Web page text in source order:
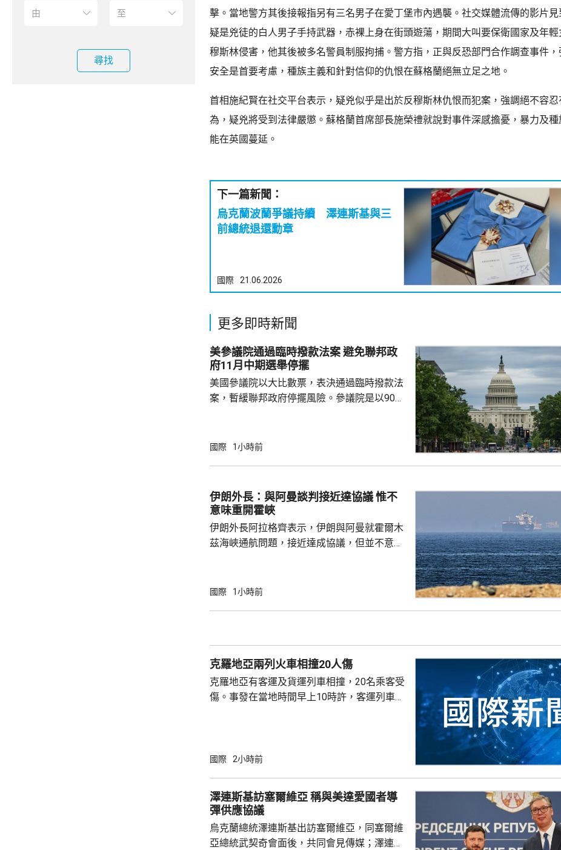
尋找
擊。當地警方其後接報指另有三名男子在愛丁堡市內遇襲。社交媒體流傳的影片
疑是兇徒的白人男子手持武器，赤裸上身在街頭遊蕩，期間大叫要保衛國家及年輕
穆斯林侵害，他其後被多名警員制服拘捕。警方指，正與反恐部門合作調查事件，
安全是首要考慮，種族主義和針對信仰的仇恨在蘇格蘭絕無立足之地。
首相施紀賢在社交平台表示，疑兇似乎是出於反穆斯林仇恨而犯案，強調絕不容忍
為，疑兇將受到法律嚴懲。蘇格蘭首席部長施榮禮就說對事件深感擔憂，暴力及
能在英國蔓延。
下一篇新聞：
烏克蘭波蘭爭議持續 澤連斯基與三
前總統退還勳章
國際 21.06.2026
更多即時新聞
美參議院通過臨時撥款法案 避免聯邦政
府11月中期選舉停擺
美國參議院以大比數票，表決通過臨時撥款法
案，暫緩聯邦政府停擺風險。參議院是以90票
撥款預算在下月30日到期。分析人士表示，新
月下旬通過的臨時撥款法案，與參議院今日通
過的法案存在少許差異，眾議院和參議院預計
在9月復會後進行協調，完成...
國際 1小時前
伊朗外長：與阿曼談判接近達協議 惟不
意味重開霍峽
伊朗外長阿拉格齊表示，伊朗與阿曼就霍爾木
茲海峽通航問題，接近達成協議，但並不意味
路線，重開海峽還取決於其他條件，包括美國
伊朗的條件，並停止干涉地區談判。一旦美國
接受條件，海峽將重新開放。
國際 1小時前
克羅地亞兩列火車相撞20人傷
克羅地亞有客運及貨運列車相撞，20名乘客受
傷。事發在當地時間早上10時許，客運列車當
國際 2小時前
澤連斯基訪塞爾維亞 稱與美達愛國者導
彈供應協議
烏克蘭總統澤連斯基出訪塞爾維亞，同塞爾維
亞總統武契奇會面後，共同會見傳媒；澤連斯